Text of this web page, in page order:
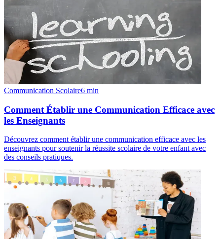
Communication Scolaire6 min
Comment Établir une Communication Efficace avec
les Enseignants
Découvrez comment établir une communication efficace avec les
enseignants pour soutenir la réussite scolaire de votre enfant avec
des conseils pratiques.